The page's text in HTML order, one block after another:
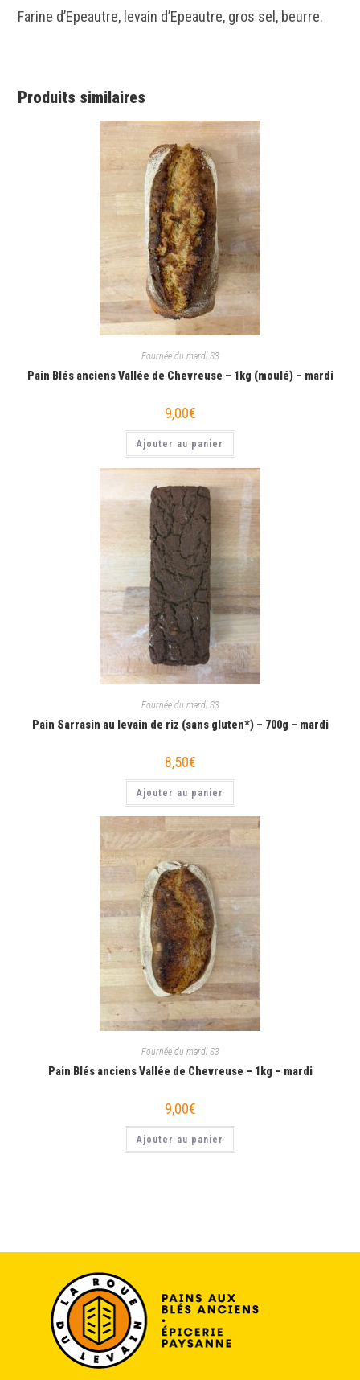
Farine d’Epeautre, levain d’Epeautre, gros sel, beurre.
Produits similaires
Fournée du mardi S3
Pain Blés anciens Vallée de Chevreuse – 1kg (moulé) – mardi
9,00€
Ajouter au panier
Fournée du mardi S3
Pain Sarrasin au levain de riz (sans gluten*) – 700g – mardi
8,50€
Ajouter au panier
Fournée du mardi S3
Pain Blés anciens Vallée de Chevreuse – 1kg – mardi
9,00€
Ajouter au panier